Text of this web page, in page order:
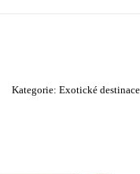
Kategorie: Exotické destinace